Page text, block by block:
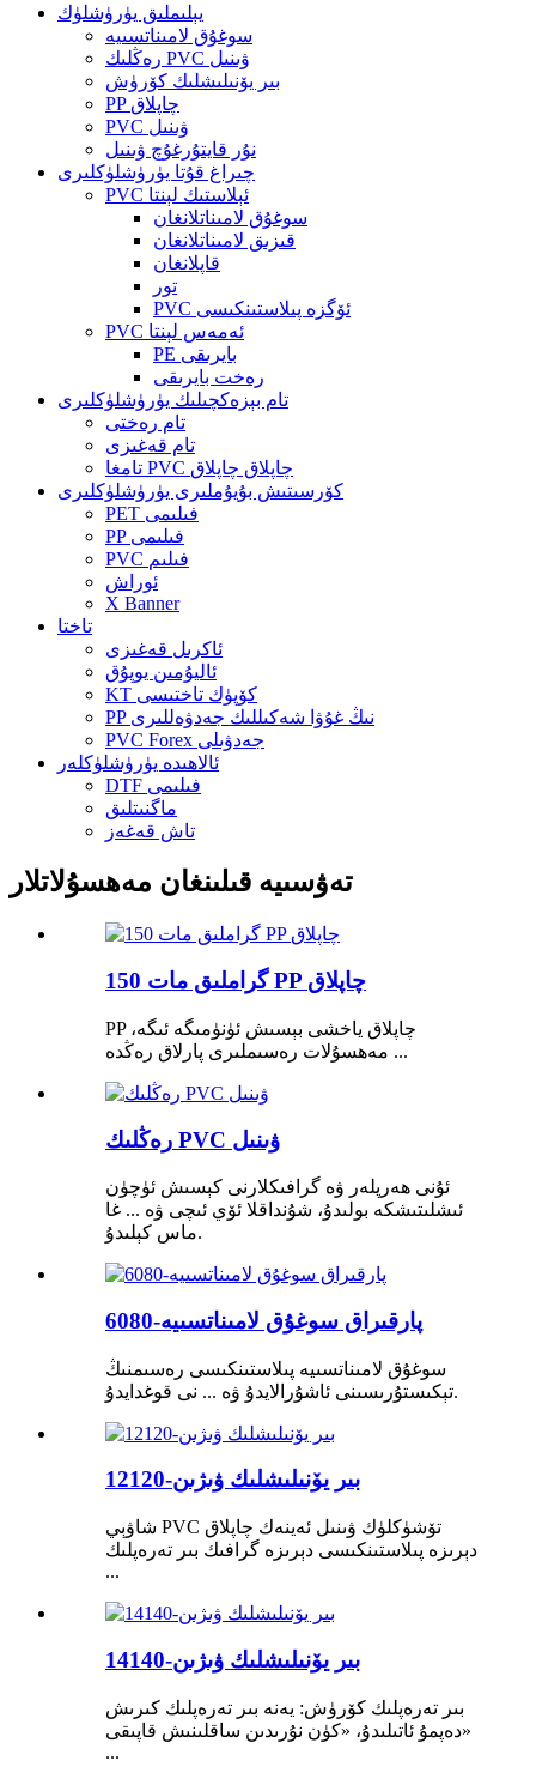
يېلىملىق يۈرۈشلۈك
سوغۇق لامىناتسىيە
رەڭلىك PVC ۋىنىل
بىر يۆنىلىشلىك كۆرۈش
PP چاپلاق
PVC ۋىنىل
نۇر قايتۇرغۇچ ۋىنىل
چىراغ قۇتا يۈرۈشلۈكلىرى
PVC ئېلاستىك لېنتا
سوغۇق لامىناتلانغان
قىزىق لامىناتلانغان
قاپلانغان
تور
PVC ئۆگزە پىلاستىنكىسى
PVC ئەمەس لېنتا
PE بايرىقى
رەخت بايرىقى
تام بېزەكچىلىك يۈرۈشلۈكلىرى
تام رەختى
تام قەغىزى
تامغا PVC چاپلاق چاپلاق
كۆرسىتىش بۇيۇملىرى يۈرۈشلۈكلىرى
PET فىلىمى
PP فىلىمى
PVC فىلىم
ئوراش
X Banner
تاختا
ئاكرىل قەغىزى
ئاليۇمىن يوپۇق
KT كۆپۈك تاختىسى
PP نىڭ غۇۋا شەكىللىك جەدۋەللىرى
PVC Forex جەدۋىلى
ئالاھىدە يۈرۈشلۈكلەر
DTF فىلىمى
ماگنىتلىق
تاش قەغەز
تەۋسىيە قىلىنغان مەھسۇلاتلار
150 گراملىق مات PP چاپلاق
PP چاپلاق ياخشى بېسىش ئۈنۈمىگە ئىگە،
مەھسۇلات رەسىملىرى پارلاق رەڭدە ...
رەڭلىك PVC ۋىنىل
ئۇنى ھەرپلەر ۋە گرافىكلارنى كېسىش ئۈچۈن
ئىشلىتىشكە بولىدۇ، شۇنداقلا ئۆي ئىچى ۋە ... غا
ماس كېلىدۇ.
پارقىراق سوغۇق لامىناتسىيە-6080
سوغۇق لامىناتسىيە پىلاستىنكىسى رەسىمنىڭ
تېكىستۇرىسىنى ئاشۇرالايدۇ ۋە ... نى قوغدايدۇ.
بىر يۆنىلىشلىك ۋىژىن-12120
شاۋېي PVC تۆشۈكلۈك ۋىنىل ئەينەك چاپلاق
دېرىزە پىلاستىنكىسى دېرىزە گرافىك بىر تەرەپلىك
...
بىر يۆنىلىشلىك ۋىژىن-14140
بىر تەرەپلىك كۆرۈش: يەنە بىر تەرەپلىك كىرىش
دەپمۇ ئاتىلىدۇ، «كۈن نۇرىدىن ساقلىنىش قاپىقى»
...